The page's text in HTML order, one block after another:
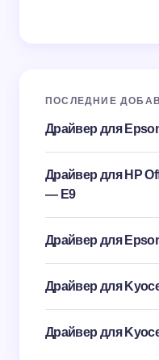
ПОСЛЕДНИЕ
Драйвер для
Драйвер для HP
— E9
Драйвер для
Драйвер для
Драйвер для